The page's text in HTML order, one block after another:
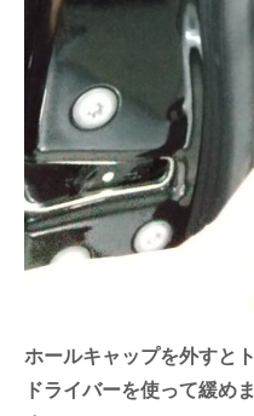
ホールキャップを外すと
ドライバーを使って緩め